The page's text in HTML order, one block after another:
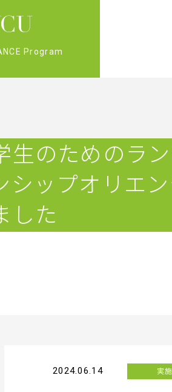
Program
生のためのラ
シップオリエ
した
2024.06.14 実